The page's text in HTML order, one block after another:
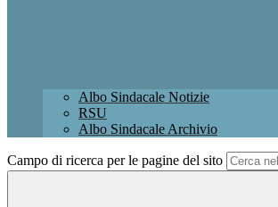
Albo Sindacale Notizie
RSU
Albo Sindacale Archivio
Campo di ricerca per le pagine del sito